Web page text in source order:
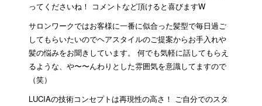
ってくださいね！ コメントなど頂けると喜びますW
サロンワークではお客様に一番に似合った髪型で毎日過ご
してもらいたいのでヘアスタイルのご提案からお手入れや
髪の悩みをお聞きしています。 何でも気軽に話してもらえ
るような、や〜〜んわりとした雰囲気を意識してますので
（笑）
LUCIAの技術コンセプトは再現性の高さ！ ご自分でのスタ